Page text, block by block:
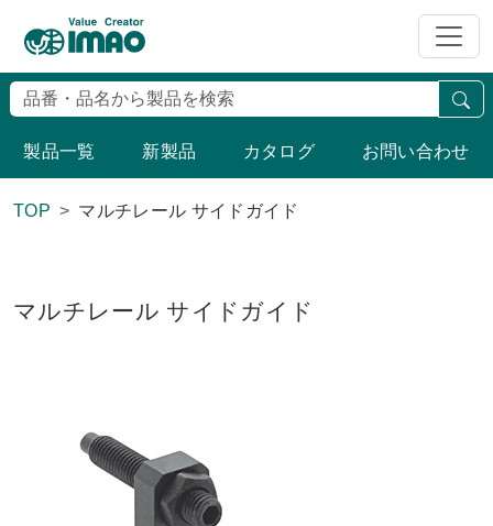
製品一覧 新製品 カタログ お問い合わせ
TOP マルチレール サイドガイド
マルチレール サイドガイド